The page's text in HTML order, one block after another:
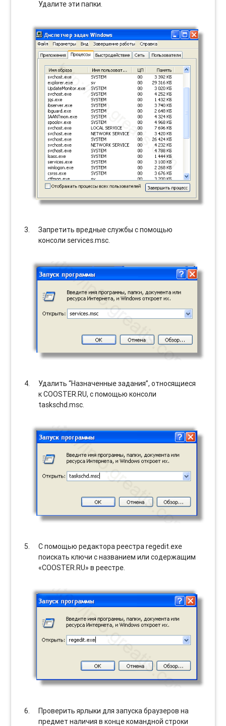
Удалите эти папки.
Запретить вредные службы с помощью
консоли services.msc.
Удалить “Назначенные задания”, относящиеся
к COOSTER.RU, с помощью консоли
taskschd.msc.
С помощью редактора реестра regedit.exe
поискать ключи с названием или содержащим
«COOSTER.RU» в реестре.
Проверить ярлыки для запуска браузеров на
предмет наличия в конце командной строки